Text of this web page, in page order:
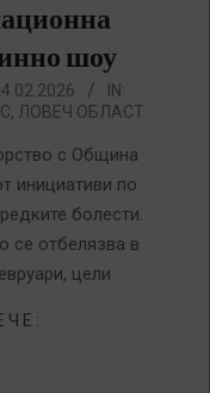
шоу
IN:
, ЛОВЕЧ ОБЛАСТ
с Община
инициативи по
болести.
се отбелязва в
цели